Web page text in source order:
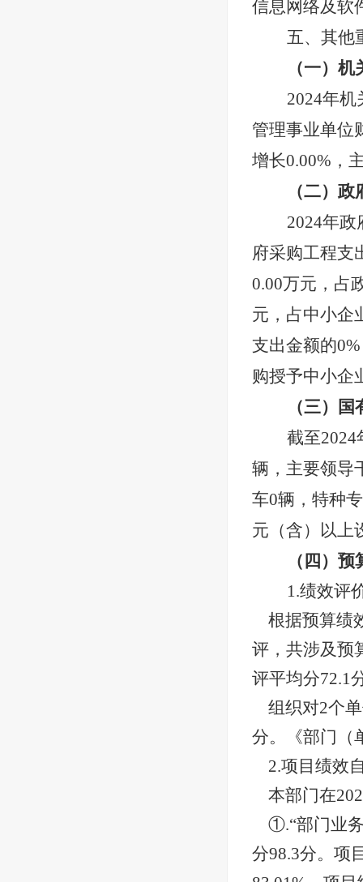
信息网络及软
五、其他
（一）
2024年机
管理事业单位
增长0.00% ，
（二）
2024年政
府采购工程支
0.00万元，占
元，占中小企
支出金额的0
购授予中小企
（三）
截至2024
辆，主要领导
车0辆 ， 特种
元（含）以上
（四）
1.绩效评
根据预算绩
评，共涉及预
评平均分72.1
组织对2个
分。《部门（
2.项目绩效
本部门在
①.“部门业
分98.3分。项